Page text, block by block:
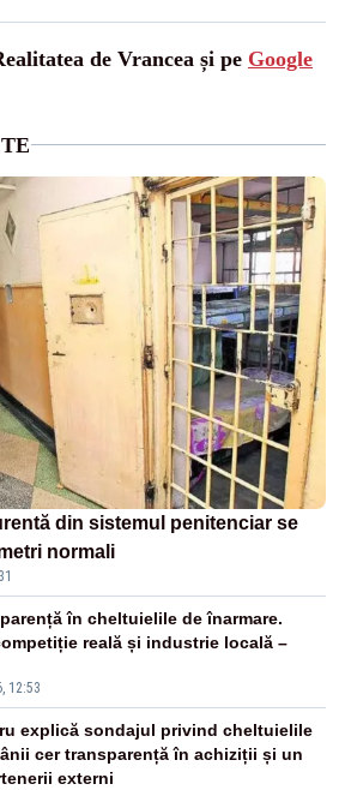
de Vrancea și pe Google
din sistemul penitenciar se
normali
12:53
în cheltuielile de înarmare.
reală și industrie locală –
explică sondajul privind cheltuielile
cer transparență în achiziții și un
externi